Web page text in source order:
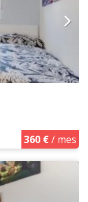
360 €/ mes